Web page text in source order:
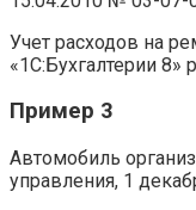
Учет расходов на
«1С:Бухгалтерии 8»
Пример 3
Автомобиль
управления, 1